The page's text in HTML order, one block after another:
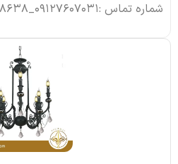
شماره تماس :09127607031_09112988638